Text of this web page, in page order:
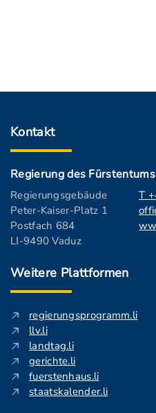
Kontakt
Regierung des
Regierungsgebäude
Peter-Kaiser-Platz 1
Postfach 684
LI-9490 Vaduz
T
Weitere Plattformen
regierungsprogramm.li
llv.li
landtag.li
gerichte.li
fuerstenhaus.li
staatskalender.li